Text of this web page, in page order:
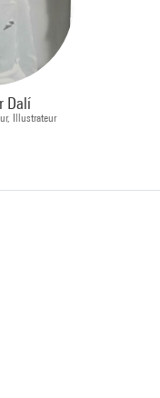
Dalí
Illustrateur